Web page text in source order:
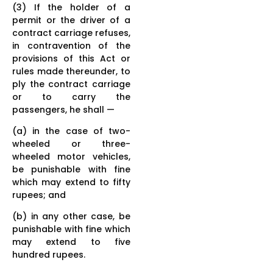
(3) If the holder of a
permit or the driver of a
contract carriage refuses,
in contravention of the
provisions of this Act or
rules made thereunder, to
ply the contract carriage
or to carry the
passengers, he shall —
(a) in the case of two-
wheeled or three-
wheeled motor vehicles,
be punishable with fine
which may extend to fifty
rupees; and
(b) in any other case, be
punishable with fine which
may extend to five
hundred rupees.